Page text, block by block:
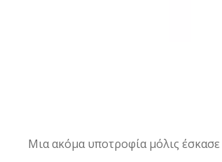
Μια ακόμα υποτροφία μόλις